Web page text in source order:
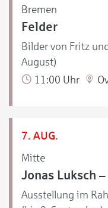
Bremen
Felder
Bilder von Fritz
August)
11:00 Uhr
7. AUG.
Mitte
Jonas Luksch
Ausstellung im